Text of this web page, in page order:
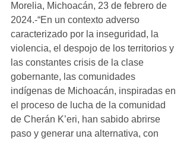
Morelia, Michoacán, 23 de febrero de
2024.-“En un contexto adverso
caracterizado por la inseguridad, la
violencia, el despojo de los territorios y
las constantes crisis de la clase
gobernante, las comunidades
indígenas de Michoacán, inspiradas en
el proceso de lucha de la comunidad
de Cherán K’eri, han sabido abrirse
paso y generar una alternativa, con